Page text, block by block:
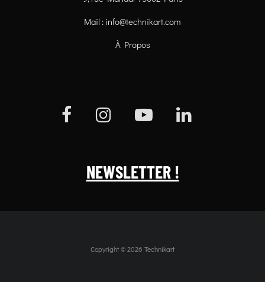
Mail : info@technikart.com
À Propos
NEWSLETTER !
Copyright © 2026 Technikart